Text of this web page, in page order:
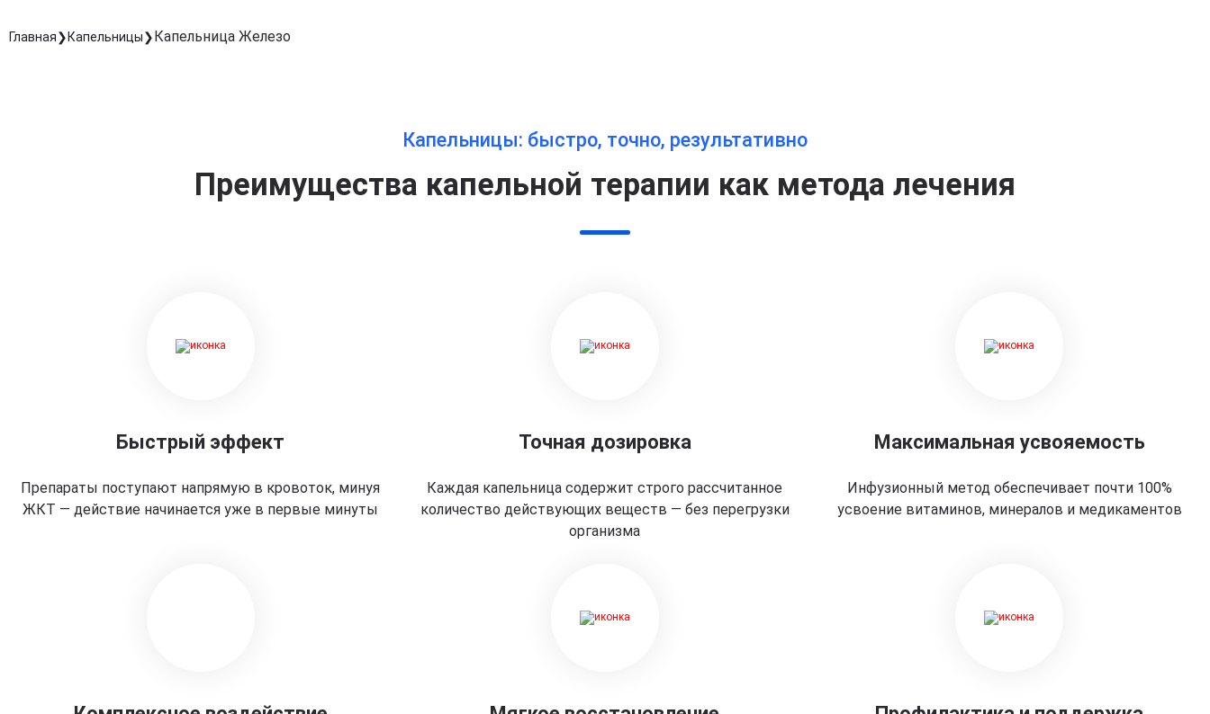
Главная Капельницы Капельница Железо
Капельницы: быстро, точно, результативно
Преимущества капельной терапии как метода лечения
Быстрый эффект
Препараты поступают напрямую в кровоток, минуя
ЖКТ — действие начинается уже в первые минуты
Точная дозировка
Каждая капельница содержит строго рассчитанное
количество действующих веществ — без перегрузки
организма
Максимальная усвояемость
Инфузионный метод обеспечивает почти 100%
усвоение витаминов, минералов и медикаментов